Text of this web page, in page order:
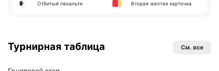
Отбитый пенальти
Вторая желтая карточка
Турнирная таблица См. все